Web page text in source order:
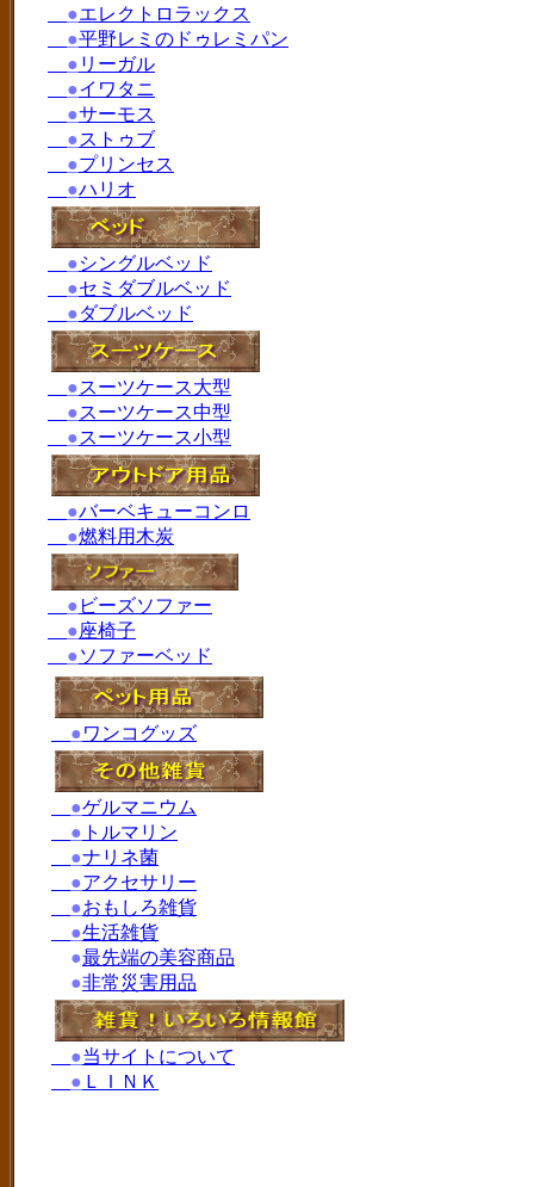
●エレクトロラックス
●平野レミのドゥレミパン
● リーガル
●イワタニ
●サーモス
●ストゥブ
●プリンセス
●ハリオ
●シングルベッド
●セミダブルベッド
●ダブルベッド
●スーツケース大型
●スーツケース中型
●スーツケース小型
●バーベキューコンロ
●燃料用木炭
● ビーズソファー
●座椅子
●ソファーベッド
●ワンコグッズ
●ゲルマニウム
● トルマリン
●ナリネ菌
●アクセサリー
●おもしろ雑貨
●生活雑貨
●最先端の美容商品
●非常災害用品
●当サイトについて
● ＬＩＮＫ